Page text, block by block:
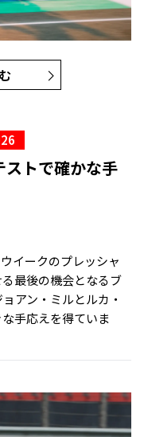
ストで確かな手
イークのプレッシャ
最後の機会となるブ
アン・ミルとルカ・
手応えを得ていま